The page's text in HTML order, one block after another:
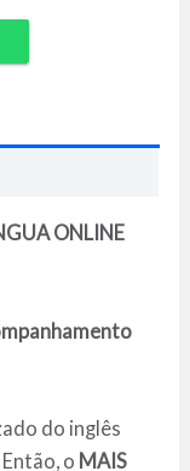
ONLINE
do inglês
o MAIS